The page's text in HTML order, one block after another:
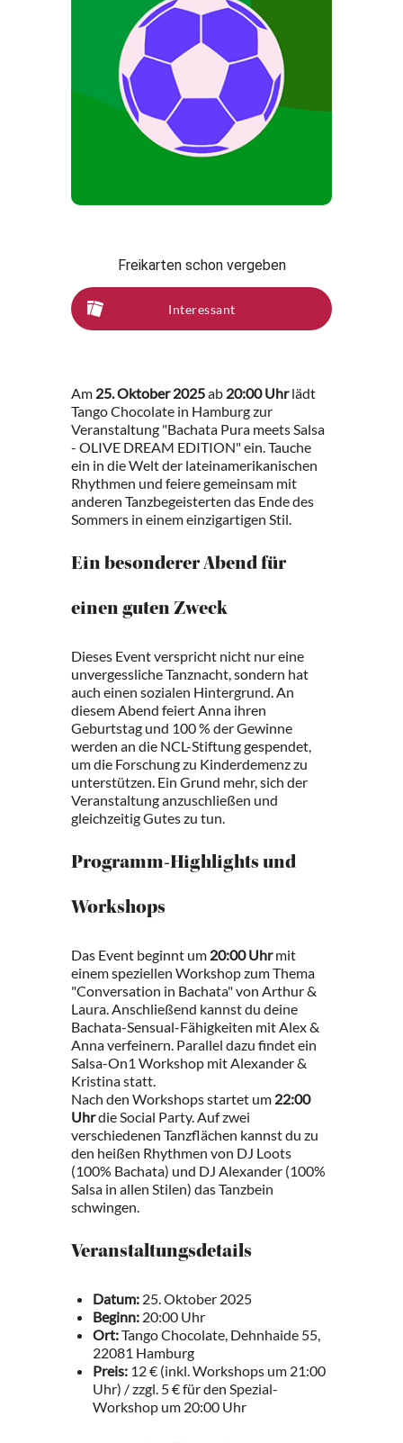
Freikarten schon vergeben
Interessant
Am 25. Oktober 2025ab 20:00 Uhrlädt
Tango Chocolate in Hamburg zur
Veranstaltung "Bachata Pura meets Salsa
- OLIVE DREAM EDITION" ein. Tauche
ein in die Welt der lateinamerikanischen
Rhythmen und feiere gemeinsam mit
anderen Tanzbegeisterten das Ende des
Sommers in einem einzigartigen Stil.
Ein besonderer Abend für
einen guten Zweck
Dieses Event verspricht nicht nur eine
unvergessliche Tanznacht, sondern hat
auch einen sozialen Hintergrund. An
diesem Abend feiert Anna ihren
Geburtstag und 100 % der Gewinne
werden an die NCL-Stiftung gespendet,
um die Forschung zu Kinderdemenz zu
unterstützen. Ein Grund mehr, sich der
Veranstaltung anzuschließen und
gleichzeitig Gutes zu tun.
Programm-Highlights und
Workshops
Das Event beginnt um 20:00 Uhrmit
einem speziellen Workshop zum Thema
"Conversation in Bachata" von Arthur &
Laura. Anschließend kannst du deine
Bachata-Sensual-Fähigkeiten mit Alex &
Anna verfeinern. Parallel dazu findet ein
Salsa-On1 Workshop mit Alexander &
Kristina statt.
Nach den Workshops startet um 22:00
Uhrdie Social Party. Auf zwei
verschiedenen Tanzflächen kannst du zu
den heißen Rhythmen von DJ Loots
(100% Bachata) und DJ Alexander (100%
Salsa in allen Stilen) das Tanzbein
schwingen.
Veranstaltungsdetails
Datum: 25. Oktober 2025
Beginn: 20:00 Uhr
Ort:Tango Chocolate, Dehnhaide 55,
22081 Hamburg
Preis: 12 € (inkl. Workshops um 21:00
Uhr) / zzgl. 5 € für den Spezial-
Workshop um 20:00 Uhr